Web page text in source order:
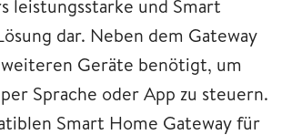
leistungsstarke und Smart
dar. Neben dem Gateway
Geräte benötigt, um
Sprache oder App zu steuern.
Smart Home Gateway für